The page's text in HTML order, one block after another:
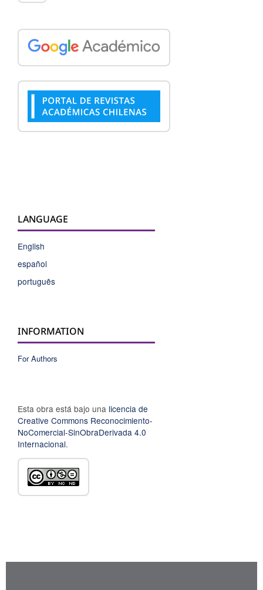
LANGUAGE
English
español
português
INFORMATION
For Authors
Esta obra está bajo una licencia de
Creative Commons Reconocimiento-
NoComercial-SinObraDerivada 4.0
Internacional.